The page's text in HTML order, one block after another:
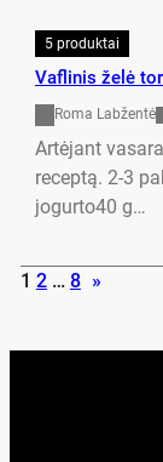
5 produktai
Vaflinis želė
Roma Labžentė
Artėjant
receptą. 2-3
jogurto40 g…
1 2 … 8 »